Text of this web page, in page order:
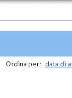
Ordina per: data di